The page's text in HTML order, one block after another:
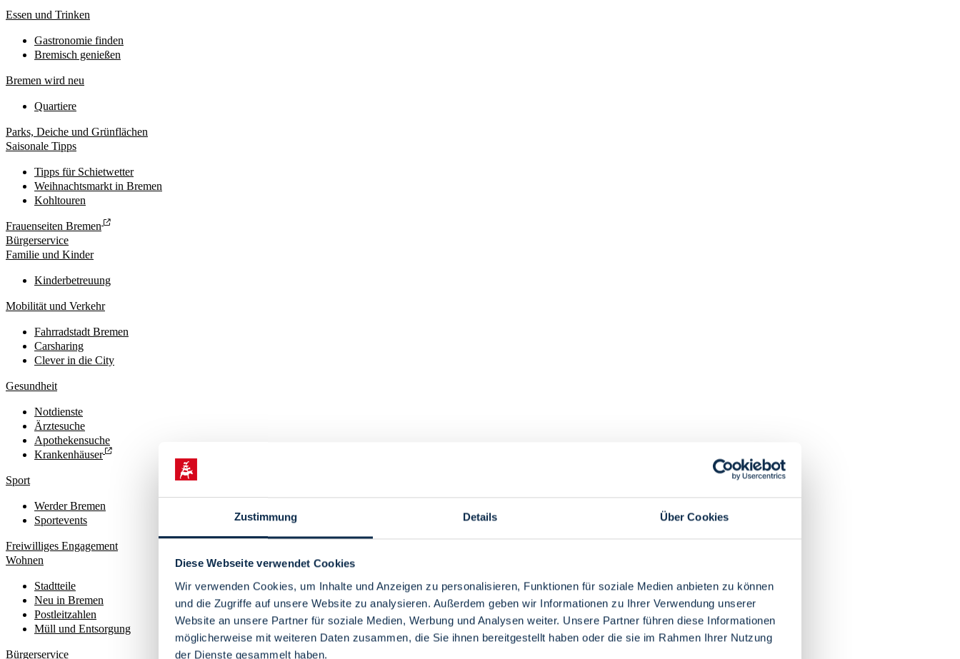
Zustimmung Details Über Cookies
Diese Webseite verwendet Cookies
Wir verwenden Cookies, um Inhalte und Anzeigen zu personalisieren, Funktionen für soziale Medien anbieten zu können
und die Zugriffe auf unsere Website zu analysieren. Außerdem geben wir Informationen zu Ihrer Verwendung unserer
Website an unsere Partner für soziale Medien, Werbung und Analysen weiter. Unsere Partner führen diese Informationen
möglicherweise mit weiteren Daten zusammen, die Sie ihnen bereitgestellt haben oder die sie im Rahmen Ihrer Nutzung
der Dienste gesammelt haben.
Essen und Trinken
Gastronomie finden
Bremisch genießen
Bremen wird neu
Quartiere
Parks, Deiche und Grünflächen
Saisonale Tipps
Tipps für Schietwetter
Weihnachtsmarkt in Bremen
Kohltouren
Frauenseiten Bremen
Bürgerservice
Familie und Kinder
Kinderbetreuung
Mobilität und Verkehr
Fahrradstadt Bremen
Carsharing
Clever in die City
Gesundheit
Notdienste
Ärztesuche
Apothekensuche
Krankenhäuser
Sport
Werder Bremen
Sportevents
Freiwilliges Engagement
Wohnen
Stadtteile
Neu in Bremen
Postleitzahlen
Müll und Entsorgung
Bürgerservice